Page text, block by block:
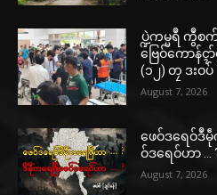
ပ္ဍဲကမ္မရဳ ကွဳစ
ဗြေဝ်ကောန်
(၁၂) တၠ ဒးဝပ်
August 7, 2026
ဖေဝ်ဒရေဝ်ဒဳ
ဝ်ဒရေဝ်ဟာ …
August 7, 2026